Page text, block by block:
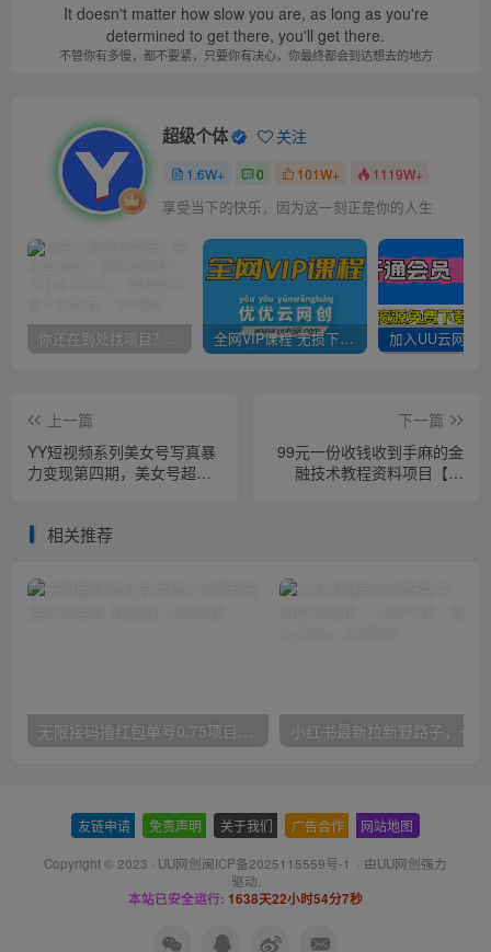
It doesn't matter how slow you are, as long as you're
determined to get there, you'll get there.
不管你有多慢，都不要紧，只要你有决心，你最终都会到达想去的地方
超级个体 关注
1.6W+ 0 101W+ 1119W+
享受当下的快乐，因为这一刻正是你的人生
你还在到处找项目？还在当韭菜？我靠卖项目一个月收入5万+，曾经我也是个失败者。 全网VIP课程 无损下载~
上一篇
YY短视频系列美女号写真暴
力变现第四期，美女号超火
下一篇
99元一份收钱收到手麻的金
融技术教程资料项目【揭
相关推荐
无限接码撸红包单号0.75项目无偿分享给你【揭秘】
友链申请 免责声明 关于我们 广告合作 网站地图
Copyright © 2023 · UU网创闽ICP备2025115559号-1 · 由UU网创强力
驱动.
本站已安全运行: 1638天22小时54分8秒